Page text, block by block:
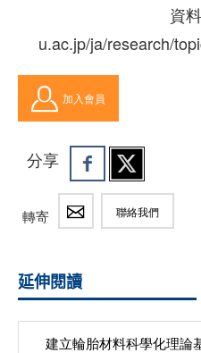
資
u.ac.jp/ja/research/
加入會員
分享
轉寄 聯絡我們
延伸閱讀
建立輪胎材料科學化理論